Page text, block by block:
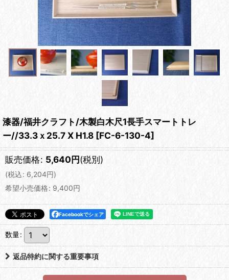
漆器/福井クラフト/木製白木尺1長手スマートトレ
ー//33.3ｘ25.7 X H1.8 [FC-6-130-4]
販売価格: 5,640円(税別)
(税込: 6,204円)
希望小売価格: 9,400円
Facebookでシェア
数量:
返品特約に関する重要事項